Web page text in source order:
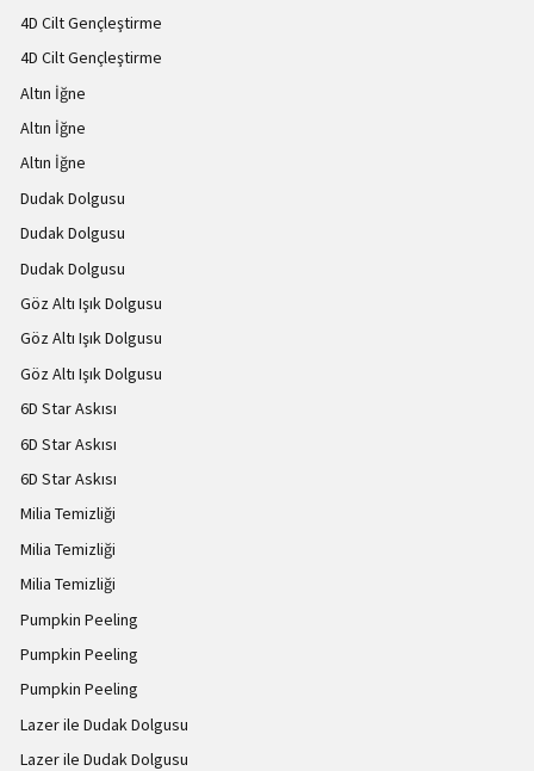
4D Cilt Gençleştirme
4D Cilt Gençleştirme
Altın İğne
Altın İğne
Altın İğne
Dudak Dolgusu
Dudak Dolgusu
Dudak Dolgusu
Göz Altı Işık Dolgusu
Göz Altı Işık Dolgusu
Göz Altı Işık Dolgusu
6D Star Askısı
6D Star Askısı
6D Star Askısı
Milia Temizliği
Milia Temizliği
Milia Temizliği
Pumpkin Peeling
Pumpkin Peeling
Pumpkin Peeling
Lazer ile Dudak Dolgusu
Lazer ile Dudak Dolgusu